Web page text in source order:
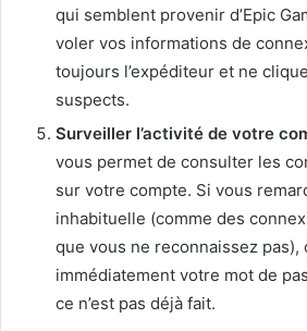
qui semblent provenir d’Epic
voler vos informations de
toujours l’expéditeur et ne
suspects.
Surveiller l’activité de votre
vous permet de consulter les
sur votre compte. Si vous
inhabituelle (comme des
que vous ne reconnaissez pas),
immédiatement votre mot de
ce n’est pas déjà fait.